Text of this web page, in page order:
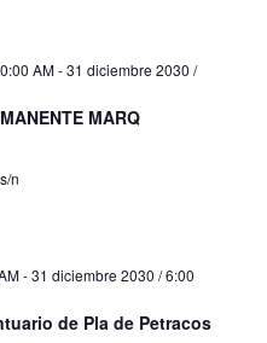
AM-31 diciembre 2030 /
MARQ
n
-31 diciembre 2030 / 6:00
de Pla de Petracos